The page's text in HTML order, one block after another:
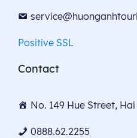
Positive SSL
Contact
No. 149 Hue Street,
0888.62.2255